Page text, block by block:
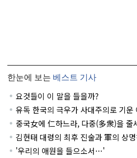
한눈에 보는 베스트 기사
요것들이 이 말을 들을까?
유독 한국의 극우가 사대주의로 기운
중국女에 仁하느라, 다중(多衆)을 줄
김현태 대령의 최후 진술과 軍의 상
'우리의 애원을 들으소서…'